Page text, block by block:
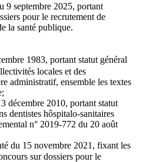
9 septembre 2025, portant
pour le recrutement de
la santé publique.
1983, portant statut général
locales et des
administratif, ensemble les textes
décembre 2010, portant statut
dentistes hôspitalo-sanitaires
n° 2019-772 du 20 août
du 15 novembre 2021, fixant les
sur dossiers pour le